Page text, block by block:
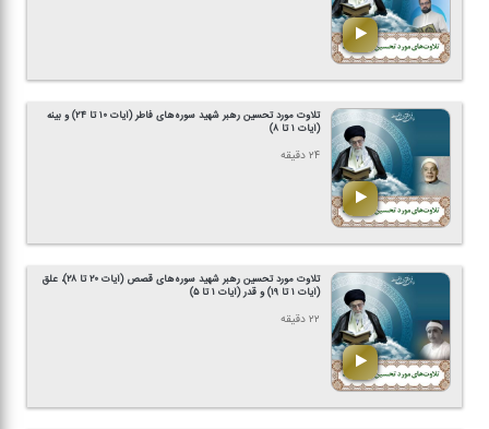
تلاوت مورد تحسین رهبر شهید سوره‌های فاطر (آیات ۱۰ تا ۲۴) و بینه
(آیات ۱ تا ۸)
۲۴ دقیقه
تلاوت مورد تحسین رهبر شهید سوره‌های قصص (آیات ۲۰ تا ۲۸)، علق
(آیات ۱ تا ۱۹) و قدر (آیات ۱ تا ۵)
۲۲ دقیقه